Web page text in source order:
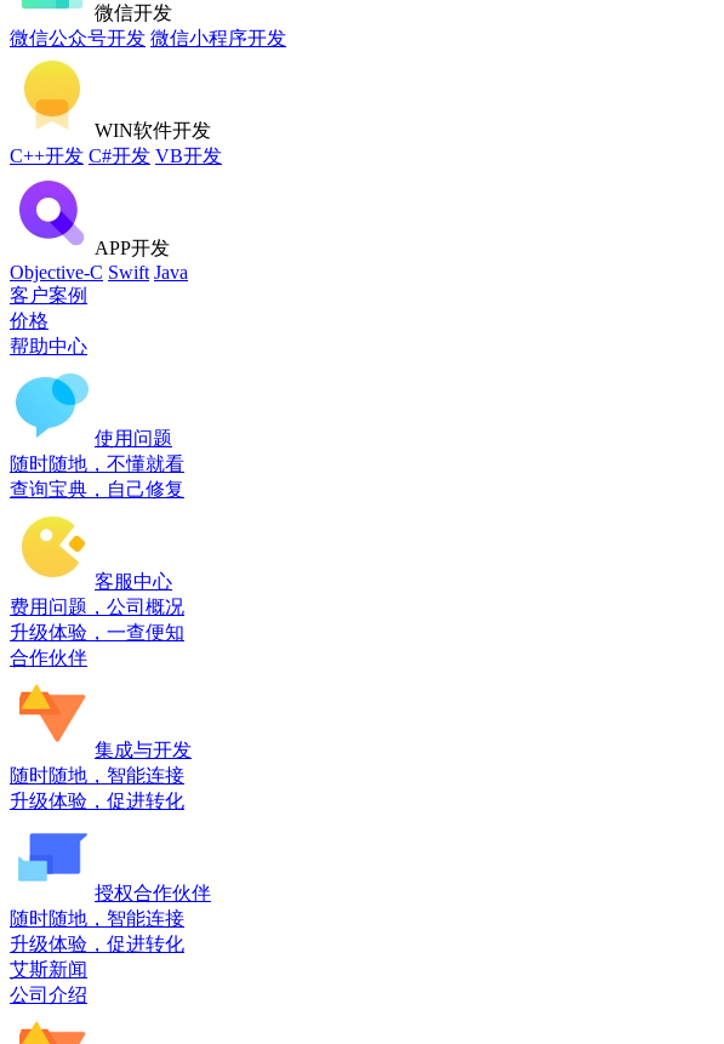
微信开发
微信公众号开发 微信小程序开发
WIN软件开发
C++开发 C#开发 VB开发
APP开发
Objective-C Swift Java
客户案例
价格
帮助中心
使用问题
随时随地，不懂就看
查询宝典，自己修复
客服中心
费用问题，公司概况
升级体验，一查便知
合作伙伴
集成与开发
随时随地，智能连接
升级体验，促进转化
授权合作伙伴
随时随地，智能连接
升级体验，促进转化
艾斯新闻
公司介绍